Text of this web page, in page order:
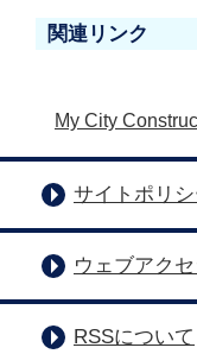
関連リンク
My City
サイトポリ
ウェブアク
RSSについて